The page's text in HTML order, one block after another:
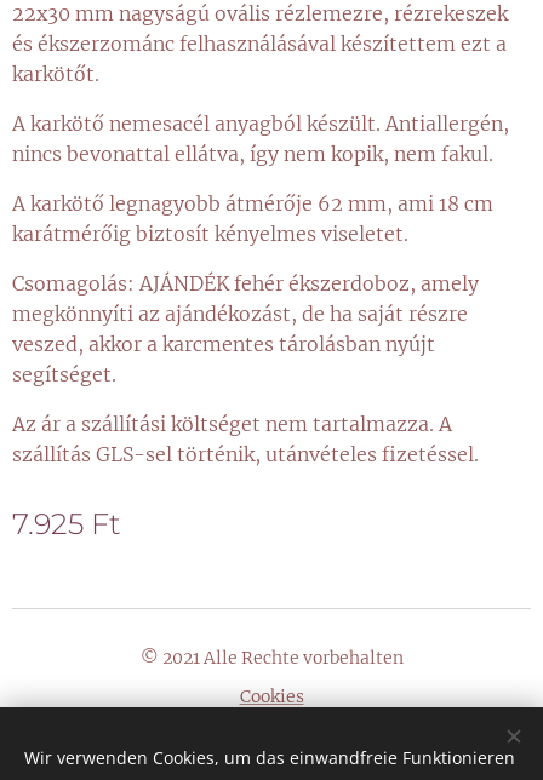
22x30 mm nagyságú ovális rézlemezre, rézrekeszek
és ékszerzománc felhasználásával készítettem ezt a
karkötőt.
A karkötő nemesacél anyagból készült. Antiallergén,
nincs bevonattal ellátva, így nem kopik, nem fakul.
A karkötő legnagyobb átmérője 62 mm, ami 18 cm
karátmérőig biztosít kényelmes viseletet.
Csomagolás: AJÁNDÉK fehér ékszerdoboz, amely
megkönnyíti az ajándékozást, de ha saját részre
veszed, akkor a karcmentes tárolásban nyújt
segítséget.
Az ár a szállítási költséget nem tartalmazza. A
szállítás GLS-sel történik, utánvételes fizetéssel.
7.925 Ft
© 2021 Alle Rechte vorbehalten
Cookies
Sprachen
Wir verwenden Cookies, um das einwandfreie Funktionieren